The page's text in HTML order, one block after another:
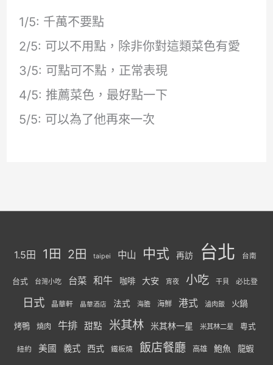
1/5: 千萬不要點
2/5: 可以不用點，除非你對這類菜色有愛
3/5: 可點可不點，正常表現
4/5: 推薦菜色，最好點一下
5/5: 可以為了他再來一次
1.5田 1田 2田 taipei 中山 中式 再訪 台北 台南
台式 台灣小吃 台菜 和牛 咖啡 大安 宵夜 小吃 干貝 必比登
日式 晶華軒 晶華酒店 法式 海膽 海鮮 港式 滷肉飯 火鍋
烤鴨 燒肉 牛排 甜點 米其林 米其林一星 米其林二星 粵式
紐約 美國 義式 西式 鐵板燒 飯店餐廳 高雄 鮑魚 龍蝦